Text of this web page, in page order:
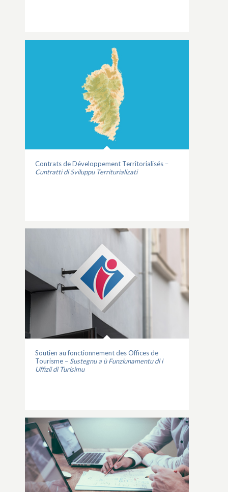
Contrats de Développement Territorialisés –
Cuntratti di Sviluppu Territurializati
Soutien au fonctionnement des Offices de
Tourisme – Sustegnu a ù Funziunamentu di i
Uffizii di Turisimu